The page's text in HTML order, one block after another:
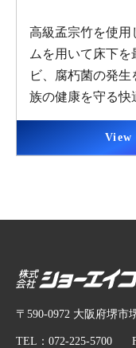
⾼級孟宗⽵を使⽤
ムを⽤いて床下
ビ、腐朽菌の発
族の健康を守る快
View
〒590-0972 大阪府堺市
TEL：072-225-5700